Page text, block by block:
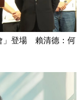
」登場 賴清德：何